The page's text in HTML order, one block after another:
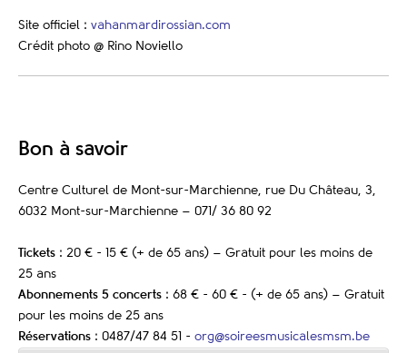
Site officiel : vahanmardirossian.com
Crédit photo @ Rino Noviello
Bon à savoir
Centre Culturel de Mont-sur-Marchienne, rue Du Château, 3,
6032 Mont-sur-Marchienne – 071/ 36 80 92
Tickets : 20 € - 15 € (+ de 65 ans) – Gratuit pour les moins de
25 ans
Abonnements 5 concerts : 68 € - 60 € - (+ de 65 ans) – Gratuit
pour les moins de 25 ans
Réservations : 0487/47 84 51 - org@soireesmusicalesmsm.be